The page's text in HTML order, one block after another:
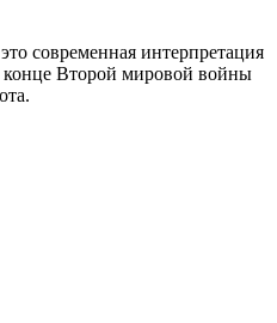
современная интерпретация
конце Второй мировой войны